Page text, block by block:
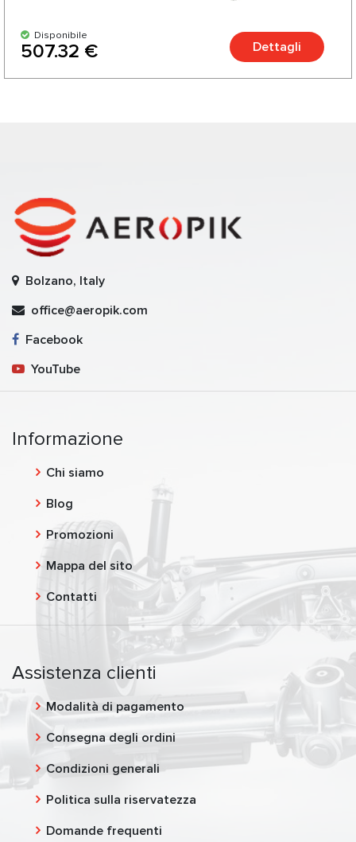
Disponibile
507.32 € Dettagli
Bolzano, Italy
office@aeropik.com
Facebook
YouTube
Informazione
Chi siamo
Blog
Promozioni
Mappa del sito
Contatti
Assistenza clienti
Modalità di pagamento
Consegna degli ordini
Condizioni generali
Politica sulla riservatezza
Domande frequenti